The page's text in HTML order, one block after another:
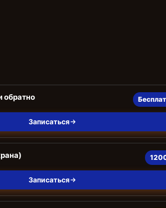
обратно
Записаться
Записаться